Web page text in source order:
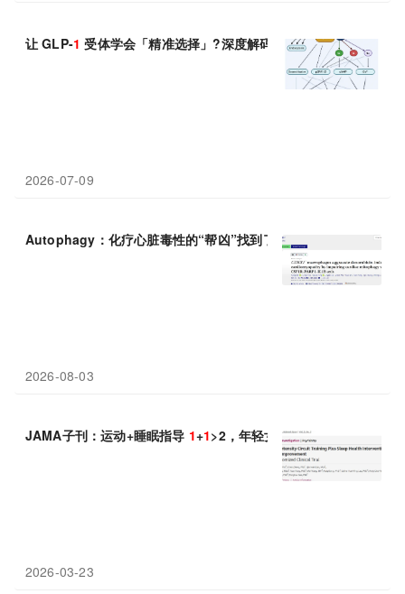
让 GLP-1 受体学会「精准选择」?深度解码偏向型 GLP-1RA 激
2026-07-09
Autophagy：化疗心脏毒性的“帮凶”找到了，上海交通大学邵琴
2026-08-03
JAMA子刊：运动+睡眠指导 1+1>2，年轻女性 8 周收获优质睡眠
2026-03-23